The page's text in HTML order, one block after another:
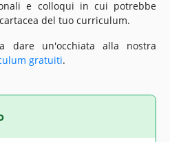
e colloqui in cui potrebbe
del tuo curriculum.
dare un'occhiata alla nostra
gratuiti.